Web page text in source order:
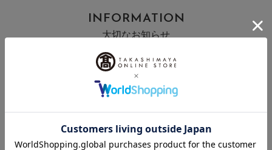
INFORMATION
大切なお知らせ
お届け遅延のお知らせ
2025年10月03日
『お届け先のご住所』ご確認のお願い